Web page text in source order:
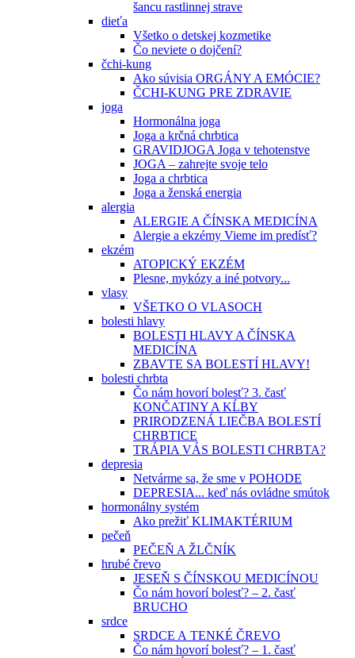
šancu rastlinnej strave
dieťa
Všetko o detskej kozmetike
Čo neviete o dojčení?
čchi-kung
Ako súvisia ORGÁNY A EMÓCIE?
ČCHI-KUNG PRE ZDRAVIE
joga
Hormonálna joga
Joga a krčná chrbtica
GRAVIDJOGA Joga v tehotenstve
JOGA – zahrejte svoje telo
Joga a chrbtica
Joga a ženská energia
alergia
ALERGIE A ČÍNSKA MEDICÍNA
Alergie a ekzémy Vieme im predísť?
ekzém
ATOPICKÝ EKZÉM
Plesne, mykózy a iné potvory...
vlasy
VŠETKO O VLASOCH
bolesti hlavy
BOLESTI HLAVY A ČÍNSKA
MEDICÍNA
ZBAVTE SA BOLESTÍ HLAVY!
bolesti chrbta
Čo nám hovorí bolesť? 3. časť
KONČATINY A KĹBY
PRIRODZENÁ LIEČBA BOLESTÍ
CHRBTICE
TRÁPIA VÁS BOLESTI CHRBTA?
depresia
Netvárme sa, že sme v POHODE
DEPRESIA... keď nás ovládne smútok
hormonálny systém
Ako prežiť KLIMAKTÉRIUM
pečeň
PEČEŇ A ŽLČNÍK
hrubé črevo
JESEŇ S ČÍNSKOU MEDICÍNOU
Čo nám hovorí bolesť? – 2. časť
BRUCHO
srdce
SRDCE A TENKÉ ČREVO
Čo nám hovorí bolesť? – 1. časť